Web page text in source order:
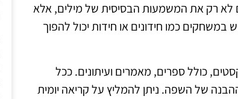
רק את המשמעות הבסיסית של מילים, אלא
כמו חידונים או חידות יכול להפוך
כולל ספרים, מאמרים ועיתונים. ככל
של השפה. ניתן להמליץ על קריאה יומית